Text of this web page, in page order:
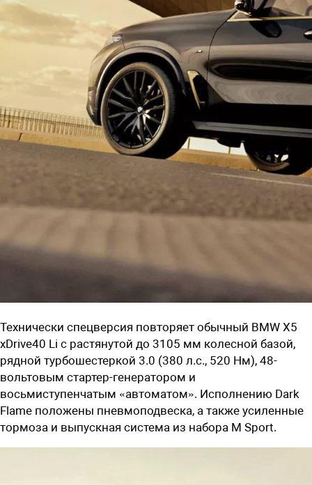
Технически спецверсия повторяет обычный BMW X5
xDrive40 Li с растянутой до 3105 мм колесной базой,
рядной турбошестеркой 3.0 (380 л.с., 520 Нм), 48-
вольтовым стартер-генератором и
восьмиступенчатым «автоматом». Исполнению Dark
Flame положены пневмоподвеска, а также усиленные
тормоза и выпускная система из набора M Sport.